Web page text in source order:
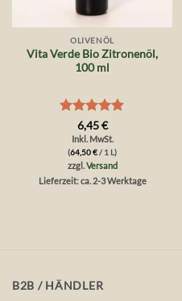
OLIVENÖL
Vita Verde Bio Zitronenöl,
100 ml
Bewertet
mit5 von
6,45€
Inkl. MwSt.
(64,50€/ 1 L)
zzgl.Versand
Lieferzeit: ca. 2-3 Werktage
B2B / HÄNDLER